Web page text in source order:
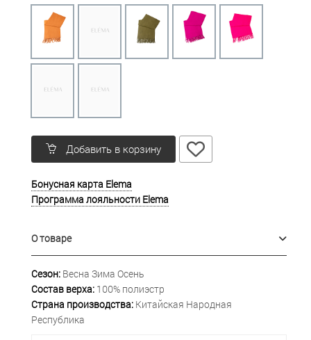
Добавить в корзину
Бонусная карта Elema
Программа лояльности Elema
О товаре
Сезон: Весна Зима Осень
Состав верха: 100% полиэстр
Страна производства: Китайская Народная
Республика